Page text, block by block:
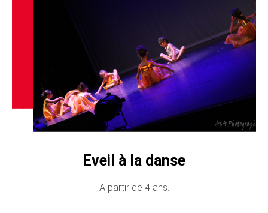
Eveil à la danse
A partir de 4 ans.